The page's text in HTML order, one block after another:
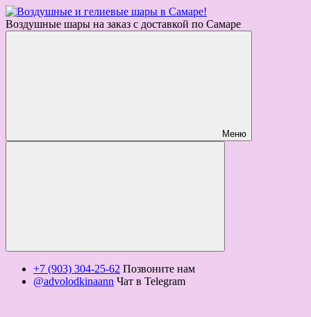
Воздушные шары на заказ с доставкой по Самаре
Меню
+7 (903) 304-25-62 Позвоните нам
@advolodkinaann Чат в Telegram